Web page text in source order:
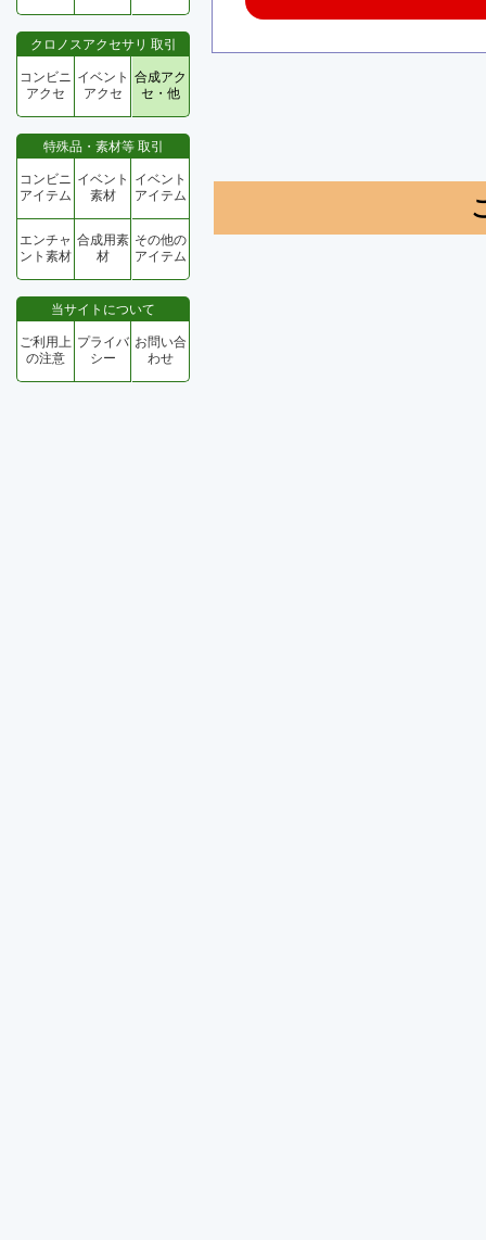
クロノスアクセサリ 取引
コンビニ
アクセ
イベント
アクセ
合成アク
セ・他
特殊品・素材等 取引
コンビニ
アイテム
イベント
素材
イベント
アイテム
エンチャ
ント素材
合成用素
材
その他の
アイテム
当サイトについて
ご利用上
の注意
プライバ
シー
お問い合
わせ